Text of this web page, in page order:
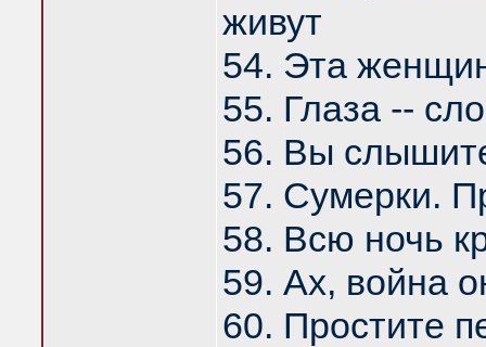
живут
54. Эта
55. Глаза --
56. Вы
57. Сумерки.
58. Всю ночь
59. Ах, война
60. Простите